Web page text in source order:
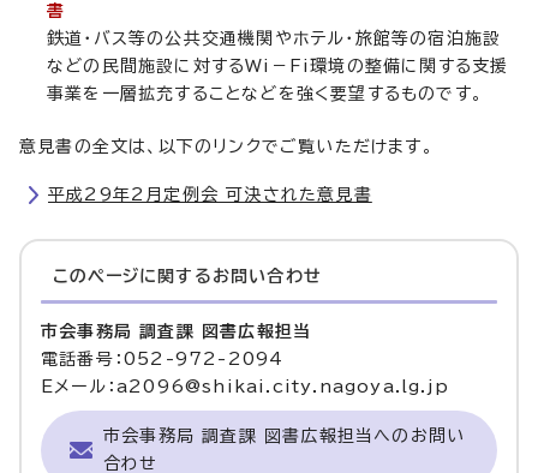
書
鉄道・バス等の公共交通機関やホテル・旅館等の宿泊施設
などの民間施設に対するWi－Fi環境の整備に関する支援
事業を一層拡充することなどを強く要望するものです。
意見書の全文は、以下のリンクでご覧いただけます。
平成29年2月定例会 可決された意見書
このページに関する お問い合わせ
市会事務局 調査課 図書広報担当
電話番号：052-972-2094
Eメール：a2096@shikai.city.nagoya.lg.jp
市会事務局 調査課 図書広報担当へのお問い
合わせ